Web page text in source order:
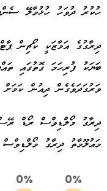
ހުކުރު ދުވަހު ހުޅުމާލޭ
ދިރާގުގެ އަމާޒަކީ ކޯޗިން
ބަޔަކު ފުރިހަމަ ގޮތުގައި
ވަރުގަދަވެގެން ދިއުން ކަމަށް
ދިރާގު މޯލްޑިވްސް ރޯޑް
މަޢުލޫމާތު ދިރާގު
0%
0%